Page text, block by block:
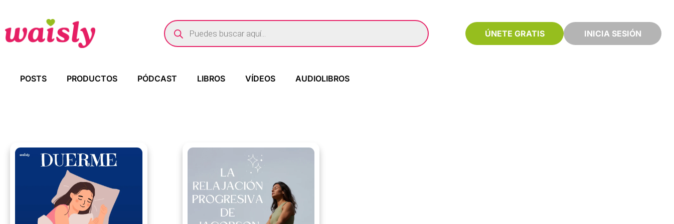
ÚNETE GRATIS INICIA SESIÓN
POSTS PRODUCTOS PÓDCAST LIBROS VÍDEOS AUDIOLIBROS